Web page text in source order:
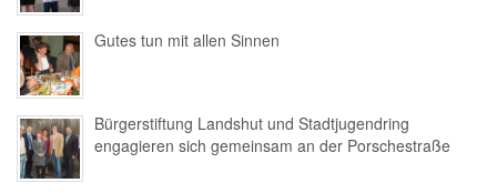
Gutes tun mit allen Sinnen
Bürgerstiftung Landshut und Stadtjugendring
engagieren sich gemeinsam an der Porschestraße